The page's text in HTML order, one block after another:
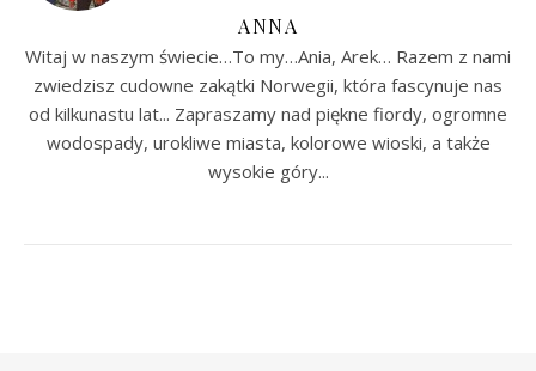
ANNA
Witaj w naszym świecie…To my…Ania, Arek… Razem z nami
zwiedzisz cudowne zakątki Norwegii, która fascynuje nas
od kilkunastu lat... Zapraszamy nad piękne fiordy, ogromne
wodospady, urokliwe miasta, kolorowe wioski, a także
wysokie góry...